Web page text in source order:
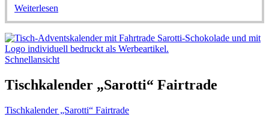
Weiterlesen
Schnellansicht
Tischkalender „Sarotti“ Fairtrade
Tischkalender „Sarotti“ Fairtrade